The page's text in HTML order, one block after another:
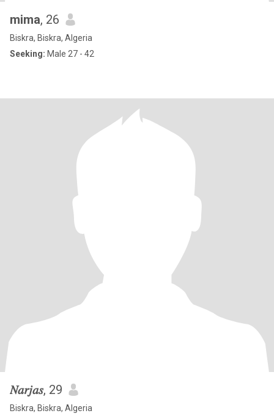
mima, 26
Biskra, Biskra, Algeria
Seeking: Male 27 - 42
𝑁𝑎𝑟𝑗𝑎𝑠, 29
Biskra, Biskra, Algeria